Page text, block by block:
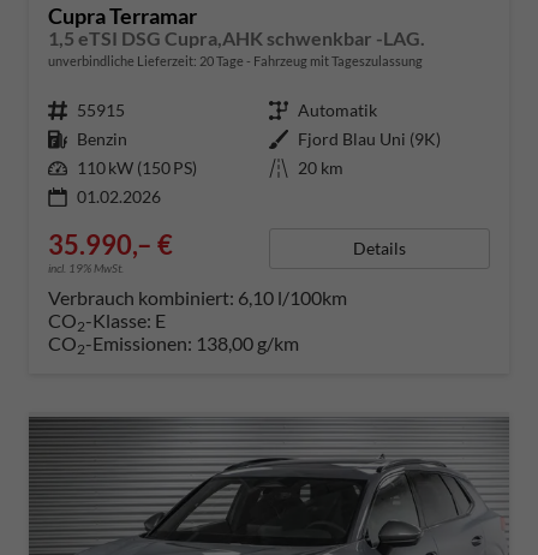
Cupra Terramar
1,5 eTSI DSG Cupra,AHK schwenkbar -LAG.
unverbindliche Lieferzeit: 20 Tage Fahrzeug mit Tageszulassung
Fahrzeugnummer 55915 Getriebe Automatik
Kraftstoff Benzin Außenfarbe Fjord Blau Uni (9K)
Leistung 110 kW (150 PS) Kilometerstand 20 km
01.02.2026
35.990,– €
incl. 19% MwSt.
Details
Verbrauch kombiniert: 6,10 l/100km
CO2-Klasse: E
CO2-Emissionen: 138,00 g/km